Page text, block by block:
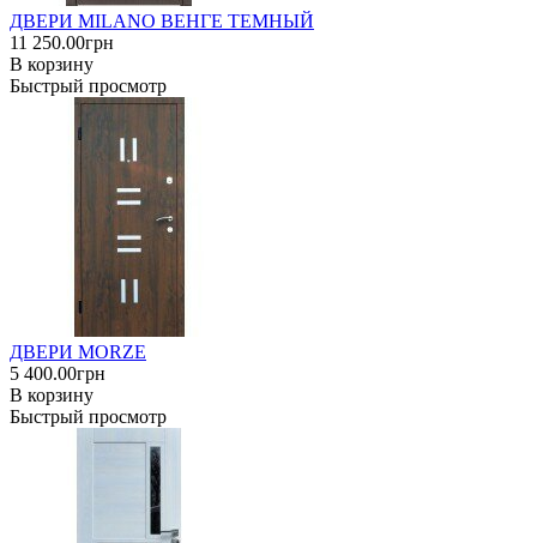
ДВЕРИ MILANO ВЕНГЕ ТЕМНЫЙ
11 250.00грн
В корзину
Быстрый просмотр
ДВЕРИ MORZE
5 400.00грн
В корзину
Быстрый просмотр